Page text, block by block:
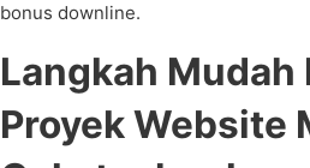
bonus downline.
Langkah Mudah
Proyek Website